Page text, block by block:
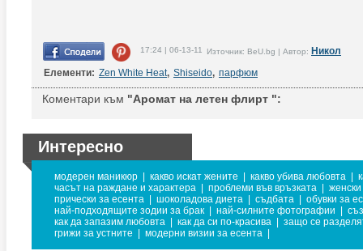
17:24 | 06-13-11 Източник: BeU.bg | Автор: Никол
Елементи: Zen White Heat, Shiseido, парфюм
Коментари към "Аромат на летен флирт ":
Интересно
модерен маникюр какво искат жените какво убива любовта
часът на раждане и характера
проблеми във връзката
прически за есента
шоколадова диета съдбата
обувки за
най-подходящите зодии за брак
най-силните фотографии
как да запазим любовта
как да си по-красива
защо се
грижи за устните
модерни визии за есента